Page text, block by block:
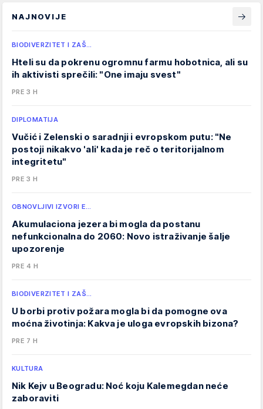
NAJNOVIJE
BIODIVERZITET I ZAŠ…
Hteli su da pokrenu ogromnu farmu hobotnica, ali su
ih aktivisti sprečili: "One imaju svest"
PRE 3 H
DIPLOMATIJA
Vučić i Zelenski o saradnji i evropskom putu: "Ne
postoji nikakvo 'ali' kada je reč o teritorijalnom
integritetu"
PRE 3 H
OBNOVLJIVI IZVORI E…
Akumulaciona jezera bi mogla da postanu
nefunkcionalna do 2060: Novo istraživanje šalje
upozorenje
PRE 4 H
BIODIVERZITET I ZAŠ…
U borbi protiv požara mogla bi da pomogne ova
moćna životinja: Kakva je uloga evropskih bizona?
PRE 7 H
KULTURA
Nik Kejv u Beogradu: Noć koju Kalemegdan neće
zaboraviti